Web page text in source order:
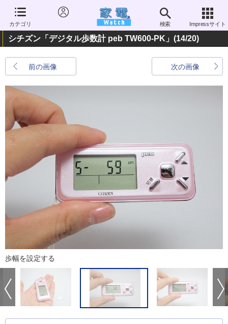
カテゴリ 検索 Impressサイト
シチズン「デジタル歩数計 peb TW600-PK」 (14/20)
前の画像 次の画像
歩幅を設定する